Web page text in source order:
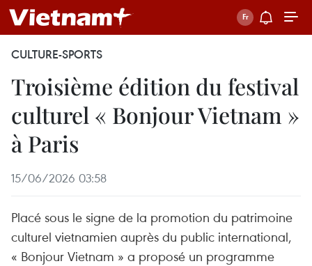
CULTURE-SPORTS
Troisième édition du festival
culturel « Bonjour Vietnam »
à Paris
15/06/2026 03:58
Placé sous le signe de la promotion du patrimoine
culturel vietnamien auprès du public international,
« Bonjour Vietnam » a proposé un programme